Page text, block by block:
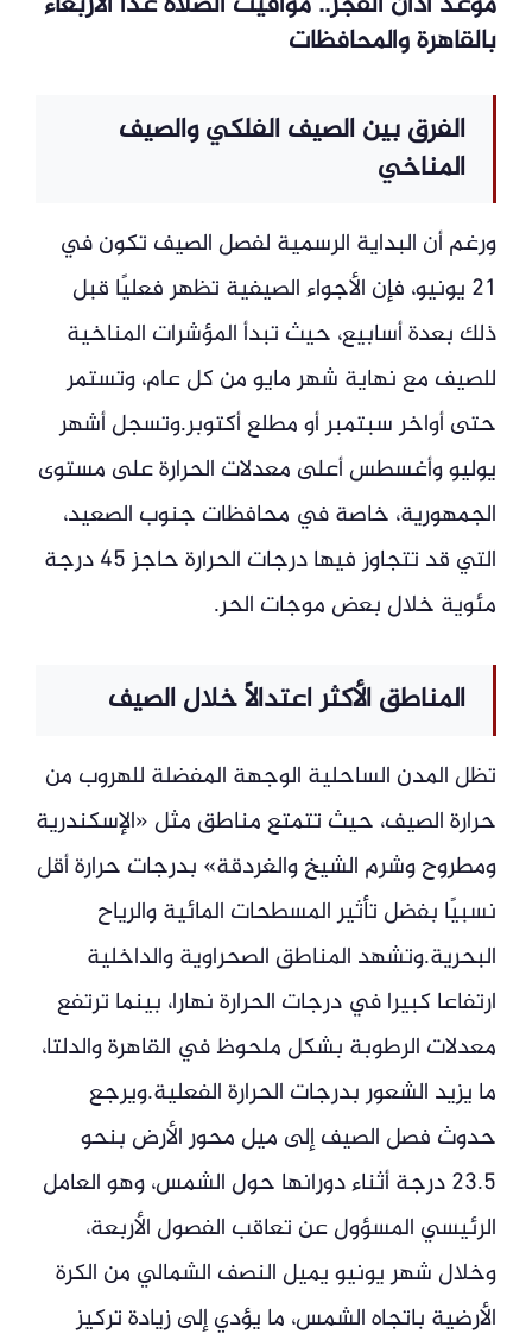
بالقاهرة والمحافظات
الفرق بين الصيف الفلكي والصيف
المناخي
ورغم أن البداية الرسمية لفصل الصيف تكون في
21 يونيو، فإن الأجواء الصيفية تظهر فعليًا قبل
ذلك بعدة أسابيع، حيث تبدأ المؤشرات المناخية
للصيف مع نهاية شهر مايو من كل عام، وتستمر
حتى أواخر سبتمبر أو مطلع أكتوبر.وتسجل أشهر
يوليو وأغسطس أعلى معدلات الحرارة على مستوى
الجمهورية، خاصة في محافظات جنوب الصعيد،
التي قد تتجاوز فيها درجات الحرارة حاجز 45 درجة
مئوية خلال بعض موجات الحر.
المناطق الأكثر اعتدالًا خلال الصيف
تظل المدن الساحلية الوجهة المفضلة للهروب من
حرارة الصيف، حيث تتمتع مناطق مثل «الإسكندرية
ومطروح وشرم الشيخ والغردقة» بدرجات حرارة أقل
نسبيًا بفضل تأثير المسطحات المائية والرياح
البحرية.وتشهد المناطق الصحراوية والداخلية
ارتفاعا كبيرا في درجات الحرارة نهارا، بينما ترتفع
معدلات الرطوبة بشكل ملحوظ في القاهرة والدلتا،
ما يزيد الشعور بدرجات الحرارة الفعلية.ويرجع
حدوث فصل الصيف إلى ميل محور الأرض بنحو
23.5 درجة أثناء دورانها حول الشمس، وهو العامل
الرئيسي المسؤول عن تعاقب الفصول الأربعة،
وخلال شهر يونيو يميل النصف الشمالي من الكرة
الأرضية باتجاه الشمس، ما يؤدي إلى زيادة تركيز